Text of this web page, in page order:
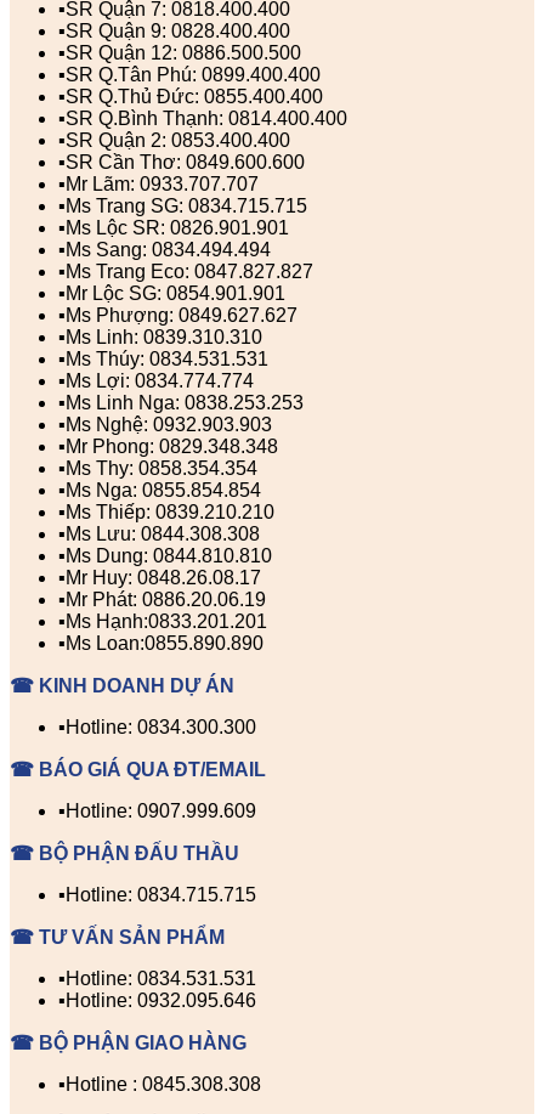
▪️SR Quận 7: 0818.400.400
▪️SR Quận 9: 0828.400.400
▪️SR Quận 12: 0886.500.500
▪️SR Q.Tân Phú: 0899.400.400
▪️SR Q.Thủ Đức: 0855.400.400
▪️SR Q.Bình Thạnh: 0814.400.400
▪️SR Quận 2: 0853.400.400
▪️SR Cần Thơ: 0849.600.600
▪️Mr Lãm: 0933.707.707
▪️Ms Trang SG: 0834.715.715
▪️Ms Lộc SR: 0826.901.901
▪️Ms Sang: 0834.494.494
▪️Ms Trang Eco: 0847.827.827
▪️Mr Lộc SG: 0854.901.901
▪️Ms Phượng: 0849.627.627
▪️Ms Linh: 0839.310.310
▪️Ms Thúy: 0834.531.531
▪️Ms Lợi: 0834.774.774
▪️Ms Linh Nga: 0838.253.253
▪️Ms Nghệ: 0932.903.903
▪️Mr Phong: 0829.348.348
▪️Ms Thy: 0858.354.354
▪️Ms Nga: 0855.854.854
▪️Ms Thiếp: 0839.210.210
▪️Ms Lưu: 0844.308.308
▪️Ms Dung: 0844.810.810
▪️Mr Huy: 0848.26.08.17
▪️Mr Phát: 0886.20.06.19
▪️Ms Hạnh:0833.201.201
▪️Ms Loan:0855.890.890
☎ KINH DOANH DỰ ÁN
▪️Hotline: 0834.300.300
☎ BÁO GIÁ QUA ĐT/EMAIL
▪️Hotline: 0907.999.609
☎ BỘ PHẬN ĐẤU THẦU
▪️Hotline: 0834.715.715
☎ TƯ VẤN SẢN PHẨM
▪️Hotline: 0834.531.531
▪️Hotline: 0932.095.646
☎ BỘ PHẬN GIAO HÀNG
▪️Hotline : 0845.308.308